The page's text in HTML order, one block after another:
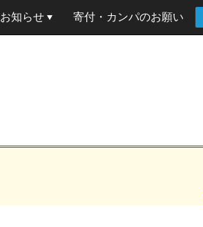
知らせ 寄付・カンパのお願い